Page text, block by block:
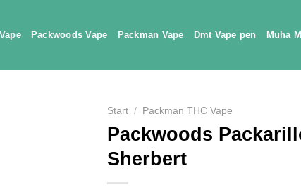
Packwoods Vape Packman Vape Dmt Vape pen Muha
Start / Packman THC Vape
Packwoods
Sherbert